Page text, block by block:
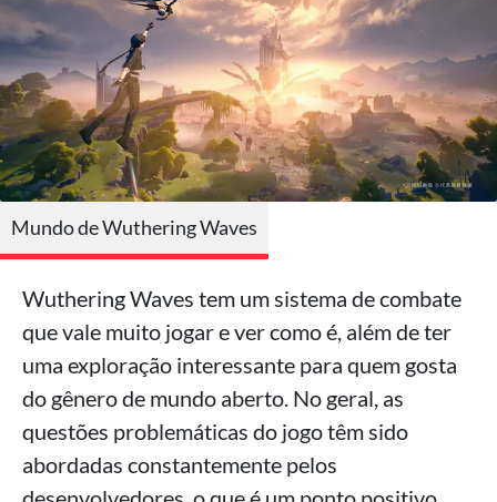
Mundo de Wuthering Waves
Wuthering Waves tem um sistema de combate
que vale muito jogar e ver como é, além de ter
uma exploração interessante para quem gosta
do gênero de mundo aberto. No geral, as
questões problemáticas do jogo têm sido
abordadas constantemente pelos